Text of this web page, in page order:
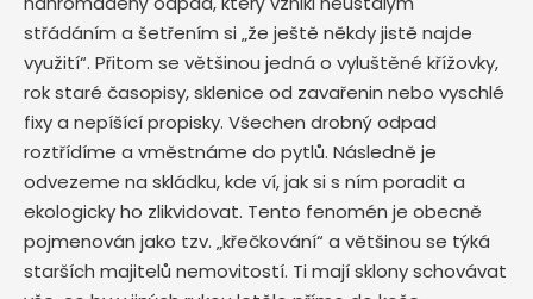
střádáním a šetřením si „že ještě někdy jistě najde
využití“. Přitom se většinou jedná o vyluštěné křížovky,
rok staré časopisy, sklenice od zavařenin nebo vyschlé
fixy a nepíšící propisky. Všechen drobný odpad
roztřídíme a vměstnáme do pytlů. Následně je
odvezeme na skládku, kde ví, jak si s ním poradit a
ekologicky ho zlikvidovat. Tento fenomén je obecně
pojmenován jako tzv. „křečkování“ a většinou se týká
starších majitelů nemovitostí. Ti mají sklony schovávat